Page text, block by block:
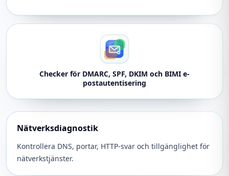
Checker för DMARC, SPF, DKIM och BIMI e-
postautentisering
Nätverksdiagnostik
Kontrollera DNS, portar, HTTP-svar och tillgänglighet för
nätverkstjänster.